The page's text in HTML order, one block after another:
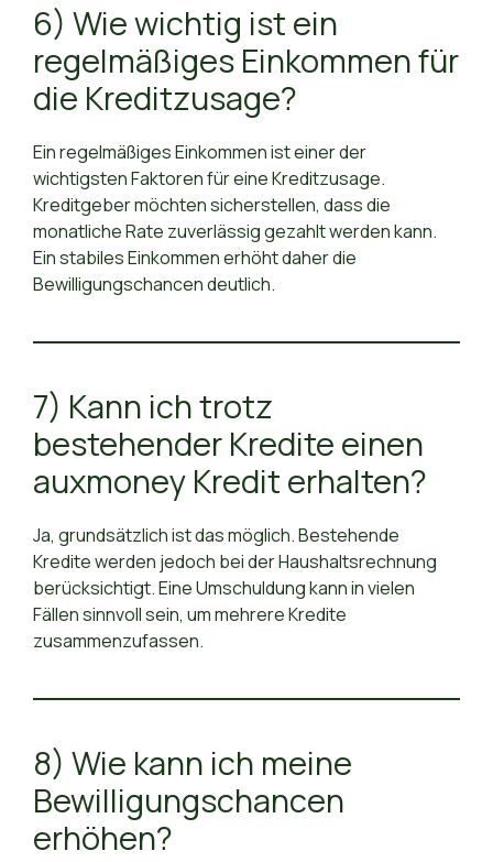
6) Wie wichtig ist ein
regelmäßiges Einkommen für
die Kreditzusage?
Ein regelmäßiges Einkommen ist einer der
wichtigsten Faktoren für eine Kreditzusage.
Kreditgeber möchten sicherstellen, dass die
monatliche Rate zuverlässig gezahlt werden kann.
Ein stabiles Einkommen erhöht daher die
Bewilligungschancen deutlich.
7) Kann ich trotz
bestehender Kredite einen
auxmoney Kredit erhalten?
Ja, grundsätzlich ist das möglich. Bestehende
Kredite werden jedoch bei der Haushaltsrechnung
berücksichtigt. Eine Umschuldung kann in vielen
Fällen sinnvoll sein, um mehrere Kredite
zusammenzufassen.
8) Wie kann ich meine
Bewilligungschancen
erhöhen?